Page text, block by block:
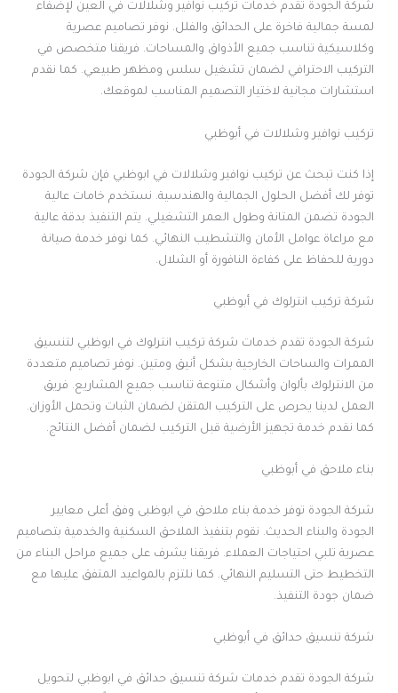
شركة الجودة تقدم خدمات تركيب نوافير وشلالات في العين لإضفاء
لمسة جمالية فاخرة على الحدائق والفلل. نوفر تصاميم عصرية
وكلاسيكية تناسب جميع الأذواق والمساحات. فريقنا متخصص في
التركيب الاحترافي لضمان تشغيل سلس ومظهر طبيعي. كما نقدم
استشارات مجانية لاختيار التصميم المناسب لموقعك.
تركيب نوافير وشلالات في أبوظبي
إذا كنت تبحث عن تركيب نوافير وشلالات في ابوظبي فإن شركة الجودة
توفر لك أفضل الحلول الجمالية والهندسية. نستخدم خامات عالية
الجودة تضمن المتانة وطول العمر التشغيلي. يتم التنفيذ بدقة عالية
مع مراعاة عوامل الأمان والتشطيب النهائي. كما نوفر خدمة صيانة
دورية للحفاظ على كفاءة النافورة أو الشلال.
شركة تركيب انترلوك في أبوظبي
شركة الجودة تقدم خدمات شركة تركيب انترلوك في ابوظبي لتنسيق
الممرات والساحات الخارجية بشكل أنيق ومتين. نوفر تصاميم متعددة
من الانترلوك بألوان وأشكال متنوعة تناسب جميع المشاريع. فريق
العمل لدينا يحرص على التركيب المتقن لضمان الثبات وتحمل الأوزان.
كما نقدم خدمة تجهيز الأرضية قبل التركيب لضمان أفضل النتائج.
بناء ملاحق في أبوظبي
شركة الجودة توفر خدمة بناء ملاحق في ابوظبى وفق أعلى معايير
الجودة والبناء الحديث. نقوم بتنفيذ الملاحق السكنية والخدمية بتصاميم
عصرية تلبي احتياجات العملاء. فريقنا يشرف على جميع مراحل البناء من
التخطيط حتى التسليم النهائي. كما نلتزم بالمواعيد المتفق عليها مع
ضمان جودة التنفيذ.
شركة تنسيق حدائق في أبوظبي
شركة الجودة تقدم خدمات شركة تنسيق حدائق في ابوظبي لتحويل